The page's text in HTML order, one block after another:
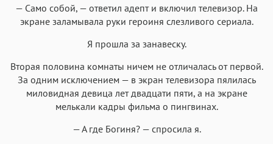
— Само собой, — ответил адепт и включил телевизор. На
экране заламывала руки героиня слезливого сериала.
Я прошла за занавеску.
Вторая половина комнаты ничем не отличалась от первой.
За одним исключением — в экран телевизора пялилась
миловидная девица лет двадцати пяти, а на экране
мелькали кадры фильма о пингвинах.
— А где Богиня? — спросила я.